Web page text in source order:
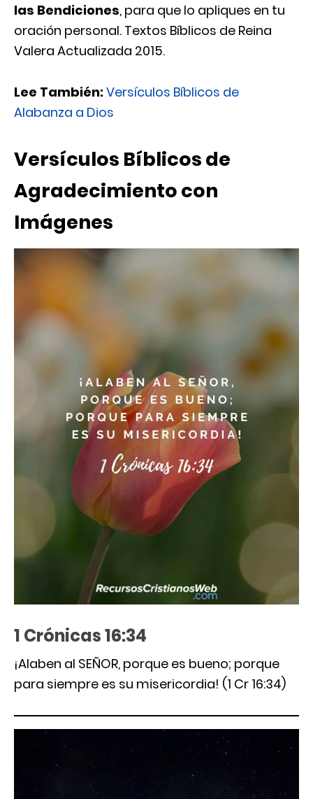
las Bendiciones, para que lo apliques en tu
oración personal. Textos Bíblicos de Reina
Valera Actualizada 2015.
Lee También:Versículos Bíblicos de
Alabanza a Dios
Versículos Bíblicos de
Agradecimiento con
Imágenes
1 Crónicas 16:34
¡Alaben al SEÑOR, porque es bueno; porque
para siempre es su misericordia! (1 Cr 16:34)